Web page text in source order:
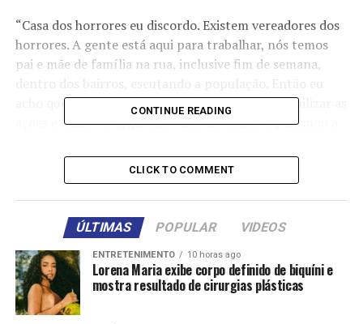
“Casa dos horrores eu discordo. Existem vereadores dos
horrores. A gente está aqui para trabalhar, nós temos
pai e mãe de família na rua, inclusive fim de semana,
acho que a gente precisa pessoalizar e responsabilizar as
ações e deixar de jogar isso tudo no coletivo”, afirmou a
Operação Perfídia, conduzida pela Delegacia
Especializada de Combate à Corrupção (Deccor),
investiga um suposto esquema de corrupção e
recebimento de propinas relacionado à execução de
obras públicas durante a gestão do ex-prefeito Emanuel
Pinheiro (MDB) . Apesar de ser a primeira ação policial
desta legislatura, as investigações se referem a
mandatos anteriores dos vereadores afastados. ￼
CONTINUE READING
CLICK TO COMMENT
ÚLTIMAS POPULAR VIDEOS
ENTRETENIMENTO 10 horas ago
Lorena Maria exibe corpo definido de biquíni e
mostra resultado de cirurgias plásticas